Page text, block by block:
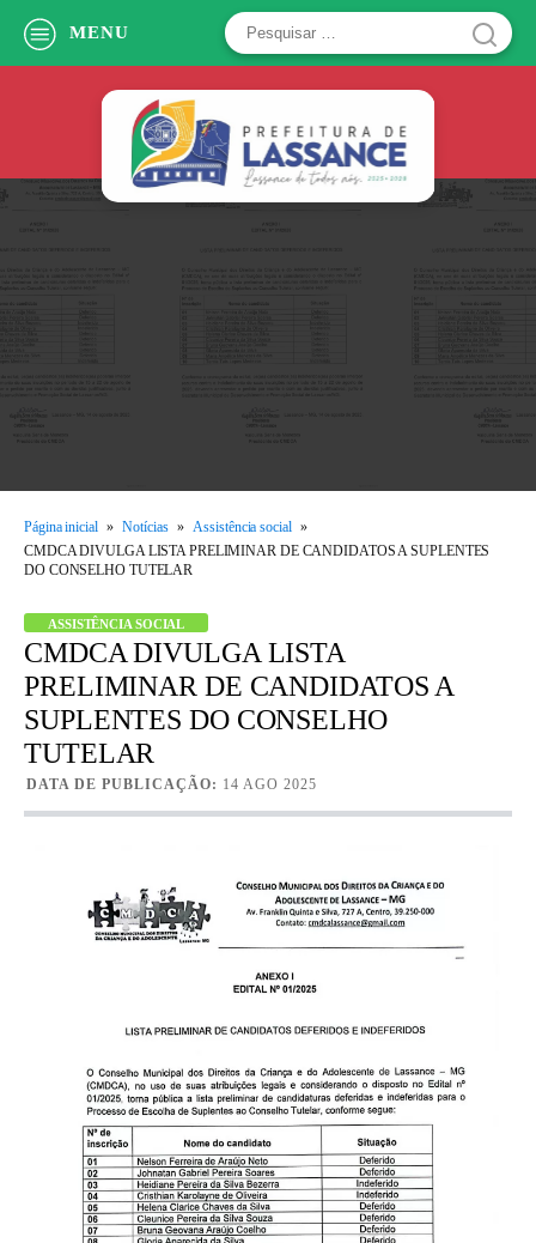
MENU
Pesquisar
Página inicial » Notícias » Assistência social »
CMDCA DIVULGA LISTA PRELIMINAR DE CANDIDATOS A SUPLENTES
DO CONSELHO TUTELAR
ASSISTÊNCIA SOCIAL
CMDCA DIVULGA LISTA
PRELIMINAR DE CANDIDATOS A
SUPLENTES DO CONSELHO
TUTELAR
DATA DE PUBLICAÇÃO: 14 AGO 2025